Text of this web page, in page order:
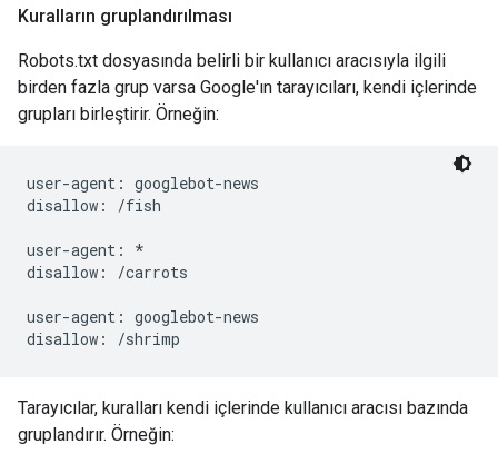
Kuralların gruplandırılması
Robots.txt dosyasında belirli bir kullanıcı aracısıyla ilgili
birden fazla grup varsa Google'ın tarayıcıları, kendi içlerinde
grupları birleştirir. Örneğin:
user-agent: googlebot-news
disallow: /fish
user-agent: *
disallow: /carrots
user-agent: googlebot-news
Tarayıcılar, kuralları kendi içlerinde kullanıcı aracısı bazında
gruplandırır. Örneğin: